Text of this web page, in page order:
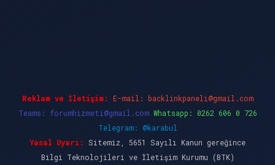
Reklam ve İletişim: E-mail: backlinkpaneli@gmail.com
Teams: forumhizmeti@gmail.com Whatsapp: 0262 606 0 726
Telegram: @karabul
Yasal Uyarı:
Sitemiz, 5651 Sayılı Kanun gereğince
Bilgi Teknolojileri ve İletişim Kurumu (BTK)